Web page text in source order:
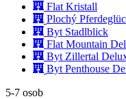
Flat Kristall
Plochý
Byt Stadlblick
Flat Mountain
Byt Zillertal
Byt Penthouse
5-7 osob